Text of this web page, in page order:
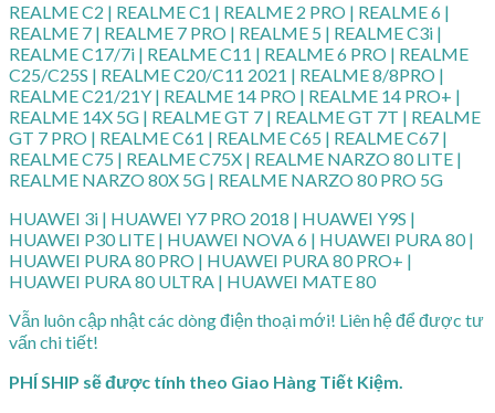
REALME C2 | REALME C1 | REALME 2 PRO | REALME 6 |
REALME 7 | REALME 7 PRO | REALME 5 | REALME C3i |
REALME C17/7i | REALME C11 | REALME 6 PRO | REALME
C25/C25S | REALME C20/C11 2021 | REALME 8/8PRO |
REALME C21/21Y | REALME 14 PRO | REALME 14 PRO+ |
REALME 14X 5G | REALME GT 7 | REALME GT 7T | REALME
GT 7 PRO | REALME C61 | REALME C65 | REALME C67 |
REALME C75 | REALME C75X | REALME NARZO 80 LITE |
REALME NARZO 80X 5G | REALME NARZO 80 PRO 5G
HUAWEI 3i | HUAWEI Y7 PRO 2018 | HUAWEI Y9S |
HUAWEI P30 LITE | HUAWEI NOVA 6 | HUAWEI PURA 80 |
HUAWEI PURA 80 PRO | HUAWEI PURA 80 PRO+ |
HUAWEI PURA 80 ULTRA | HUAWEI MATE 80
Vẫn luôn cập nhật các dòng điện thoại mới! Liên hệ để được tư
vấn chi tiết!
PHÍ SHIP sẽ được tính theo Giao Hàng Tiết Kiệm.